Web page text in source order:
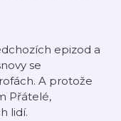
epizod a
se
A protože
Přátelé,
lidí.